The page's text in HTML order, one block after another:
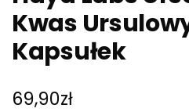
Kwas
Kapsułek
69,90zł